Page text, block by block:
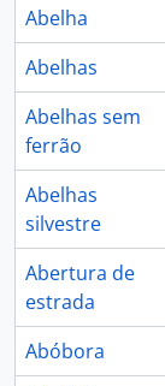
Abelha
Abelhas
Abelhas sem
ferrão
Abelhas
silvestre
Abertura de
estrada
Abóbora